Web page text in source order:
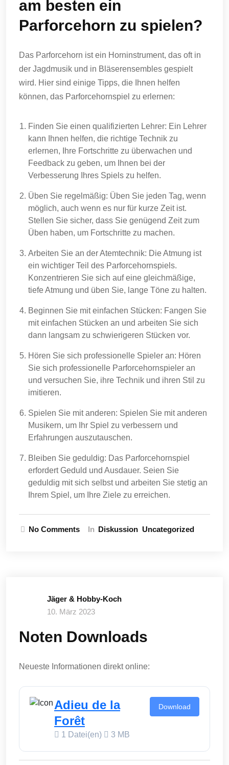
am besten ein
Parforcehorn zu spielen?
Das Parforcehorn ist ein Horninstrument, das oft in
der Jagdmusik und in Bläserensembles gespielt
wird. Hier sind einige Tipps, die Ihnen helfen
können, das Parforcehornspiel zu erlernen:
Finden Sie einen qualifizierten Lehrer: Ein Lehrer
kann Ihnen helfen, die richtige Technik zu
erlernen, Ihre Fortschritte zu überwachen und
Feedback zu geben, um Ihnen bei der
Verbesserung Ihres Spiels zu helfen.
Üben Sie regelmäßig: Üben Sie jeden Tag, wenn
möglich, auch wenn es nur für kurze Zeit ist.
Stellen Sie sicher, dass Sie genügend Zeit zum
Üben haben, um Fortschritte zu machen.
Arbeiten Sie an der Atemtechnik: Die Atmung ist
ein wichtiger Teil des Parforcehornspiels.
Konzentrieren Sie sich auf eine gleichmäßige,
tiefe Atmung und üben Sie, lange Töne zu halten.
Beginnen Sie mit einfachen Stücken: Fangen Sie
mit einfachen Stücken an und arbeiten Sie sich
dann langsam zu schwierigeren Stücken vor.
Hören Sie sich professionelle Spieler an: Hören
Sie sich professionelle Parforcehornspieler an
und versuchen Sie, ihre Technik und ihren Stil zu
imitieren.
Spielen Sie mit anderen: Spielen Sie mit anderen
Musikern, um Ihr Spiel zu verbessern und
Erfahrungen auszutauschen.
Bleiben Sie geduldig: Das Parforcehornspiel
erfordert Geduld und Ausdauer. Seien Sie
geduldig mit sich selbst und arbeiten Sie stetig an
Ihrem Spiel, um Ihre Ziele zu erreichen.
No Comments In Diskussion Uncategorized
Jäger & Hobby-Koch
10. März 2023
Noten Downloads
Neueste Informationen direkt online:
Adieu de la
Forêt
1 Datei(en) 3 MB
Download